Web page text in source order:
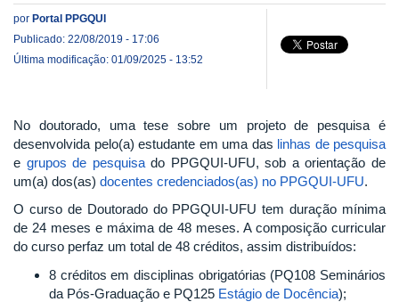
por Portal PPGQUI
Publicado: 22/08/2019 - 17:06
Última modificação: 01/09/2025 - 13:52
No doutorado, uma tese sobre um projeto de pesquisa é
desenvolvida pelo(a) estudante em uma das linhas de pesquisa
e grupos de pesquisado PPGQUI-UFU, sob a orientação de
um(a) dos(as) docentes credenciados(as) no PPGQUI-UFU.
O curso de Doutorado do PPGQUI-UFU tem duração mínima
de 24 meses e máxima de 48 meses. A composição curricular
do curso perfaz um total de 48 créditos, assim distribuídos:
8 créditos em disciplinas obrigatórias (PQ108 Seminários
da Pós-Graduação e PQ125 Estágio de Docência);